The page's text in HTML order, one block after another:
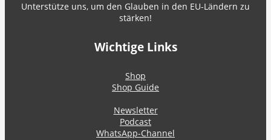
Unterstütze uns, um den Glauben in den EU-Ländern zu
stärken!
Wichtige Links
Shop
Shop Guide
Newsletter
Podcast
WhatsApp-Channel